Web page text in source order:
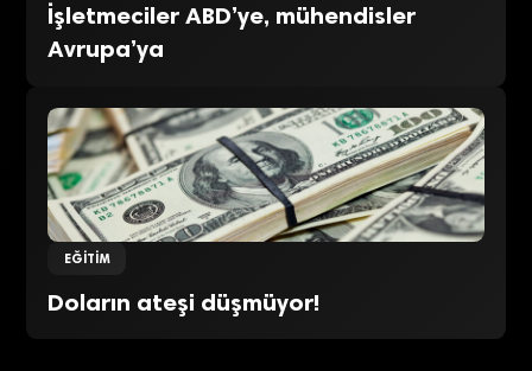
İşletmeciler ABD’ye, mühendisler
Avrupa’ya
EĞITIM
Doların ateşi düşmüyor!